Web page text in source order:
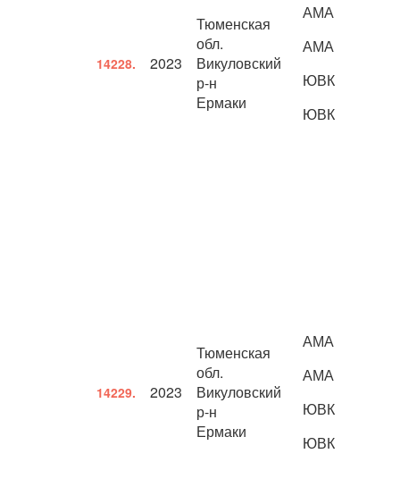
14228. 2023
Тюменская
обл.
Викуловский
р-н
Ермаки
АМА
АМА
ЮВК
ЮВК
14229. 2023
Тюменская
обл.
Викуловский
р-н
Ермаки
АМА
АМА
ЮВК
ЮВК